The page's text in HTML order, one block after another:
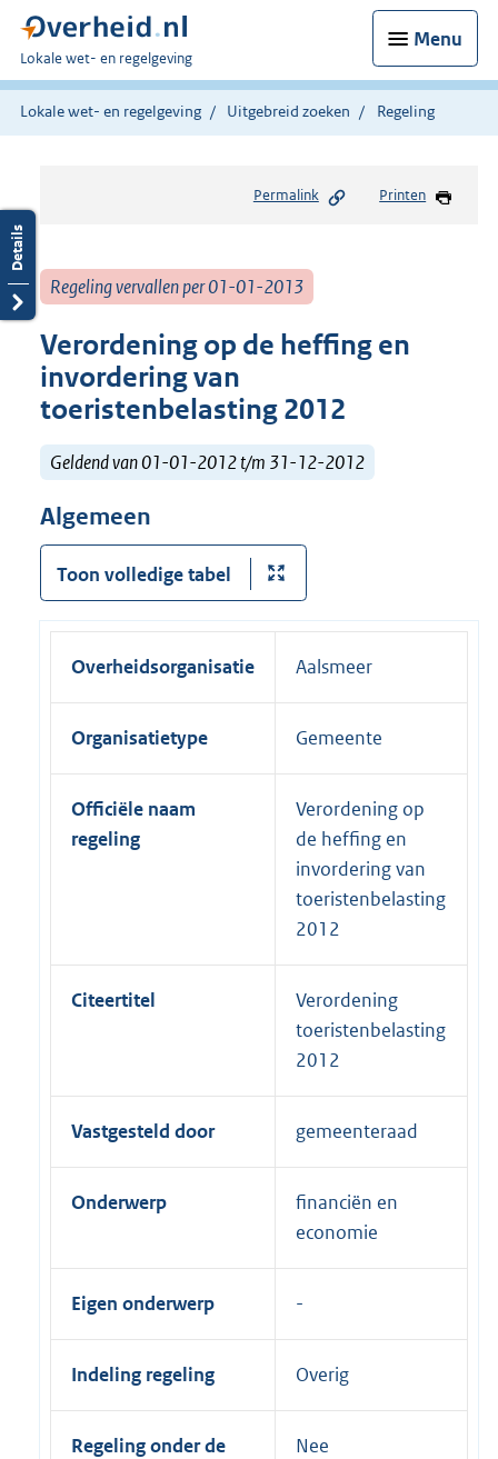
Menu
U
bent
hier:
Lokale wet- en regelgeving
Lokale wet- en regelgeving Uitgebreid zoeken Regeling
Permalink Printen
Regeling vervallen per 01-01-2013
Verordening op de heffing en
invordering van
toeristenbelasting 2012
Geldend van 01-01-2012 t/m 31-12-2012
Algemeen
Toon volledige tabel
Overheidsorganisatie Aalsmeer
Organisatietype Gemeente
Officiële naam
regeling
Verordening op
de heffing en
invordering van
toeristenbelasting
2012
Citeertitel
Verordening
toeristenbelasting
2012
Vastgesteld door gemeenteraad
Onderwerp
financiën en
economie
Eigen onderwerp
Indeling regeling Overig
Regeling onder de
Nee